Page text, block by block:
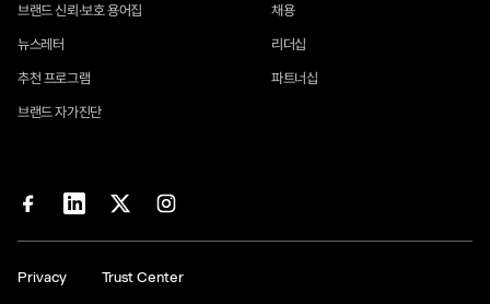
브랜드 신뢰·보호 용어집
뉴스레터
추천 프로그램
브랜드 자가진단
채용
리더십
파트너십
Privacy Trust Center